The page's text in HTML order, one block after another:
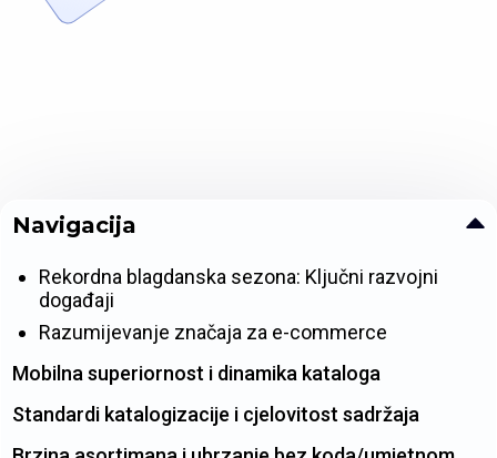
Navigacija
Rekordna blagdanska sezona: Ključni razvojni
događaji
Razumijevanje značaja za e-commerce
Mobilna superiornost i dinamika kataloga
Standardi katalogizacije i cjelovitost sadržaja